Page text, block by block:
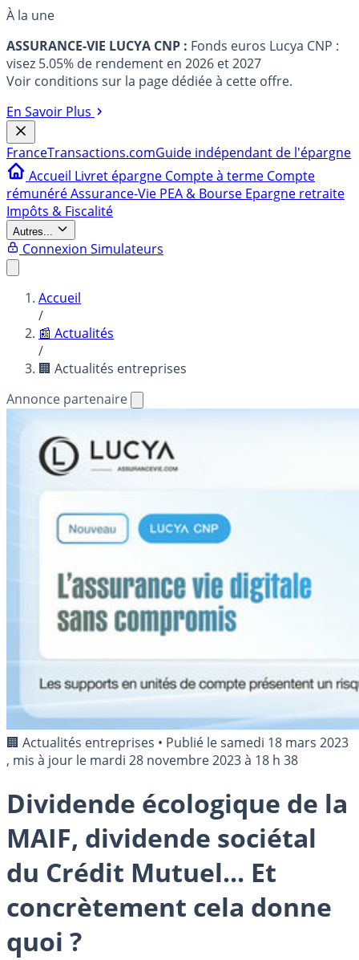
À la une
ASSURANCE-VIE LUCYA CNP : Fonds euros Lucya CNP :
visez 5.05% de rendement en 2026 et 2027
Voir conditions sur la page dédiée à cette offre.
En Savoir Plus
FranceTransactions.comGuide indépendant de l'épargne
Accueil Livret épargne Compte à terme Compte
rémunéréAssurance-Vie PEA & Bourse Epargne retraite
Impôts & Fiscalité
Autres...
Connexion Simulateurs
Accueil
/
📰 Actualités
/
🏢 Actualités entreprises
Annonce partenaire
🏢 Actualités entreprises • Publié lesamedi 18 mars 2023
, mis à jour le mardi 28 novembre 2023 à 18 h 38
Dividende écologique de la
MAIF, dividende sociétal
du Crédit Mutuel... Et
concrètement cela donne
quoi ?